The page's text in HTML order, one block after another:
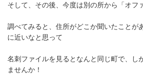
そして、その後、今度は別の所から「オフ
調べてみると、住所がどこか聞いたことが
に近いなと思って
名刺ファイルを見るとなんと同じ町で、し
ませんか！